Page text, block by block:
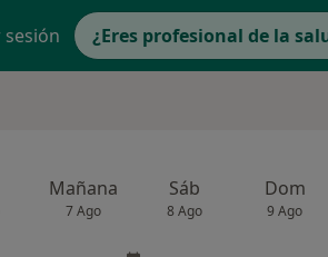
¿Eres profesional de la
Mañana
7 Ago
Sáb
8 Ago
Dom
9 Ago